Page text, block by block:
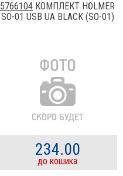
5766104 КОМПЛЕКТ HÖLMER
SO-01 USB UA BLACK (SO-01)
234.00
до кошика